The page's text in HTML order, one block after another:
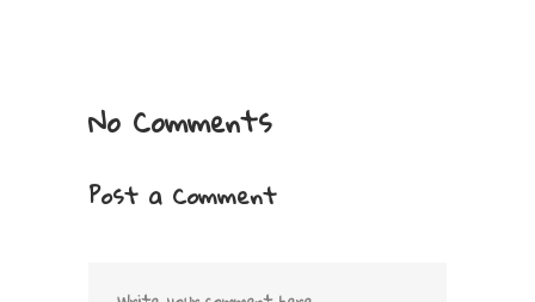
No Comments
Post a Comment